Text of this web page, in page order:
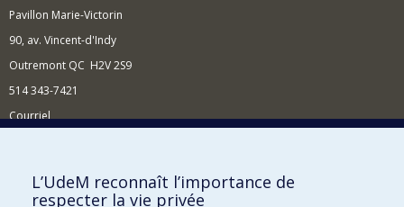
Pavillon Marie-Victorin
90, av. Vincent-d'Indy
Outremont QC H2V 2S9
514 343-7421
Courriel
Comment soutenir l'École?
L’UdeM reconnaît l’importance de
respecter la vie privée